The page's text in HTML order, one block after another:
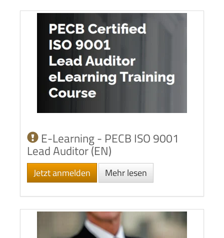
E-Learning - PECB ISO 9001
Lead Auditor (EN)
Jetzt anmelden Mehr lesen